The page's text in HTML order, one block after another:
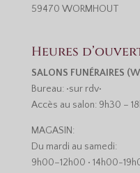
59470 WORMHOUT
Heures
SALONS FUNÉRAIRES
Bureau: •sur rdv•
Accès au salon: 9h30 –
MAGASIN:
Du mardi au samedi:
9h00–12h00 • 14h00-